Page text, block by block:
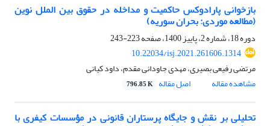
بازخوانی پارادوکس حاکمیت و مداخله در حقوق بین الملل نوین
(مطالعه موردی: بحران سوریه)
دوره 18، شماره 2، پاییز 1400، صفحه
223-243
10.22034/isj.2021.261606.1314
مرتضی رفیعی بصیری، مهدی جاودانی مقدم، داود کیانی
مشاهده مقاله
اصل مقاله 796.85 K
تحلیلی بر نقش و جایگاه پرستاران قانونی در مؤسسات کیفری با